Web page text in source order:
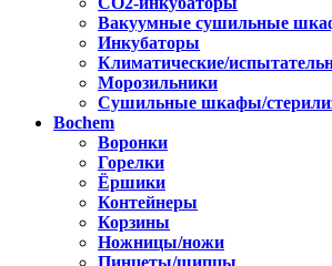
Вакуумные сушильные
Инкубаторы
Климатические/
Морозильники
Сушильные шкафы/
Bochem
Воронки
Горелки
Ёршики
Контейнеры
Корзины
Ножницы/ножи
Пинцеты/щипцы